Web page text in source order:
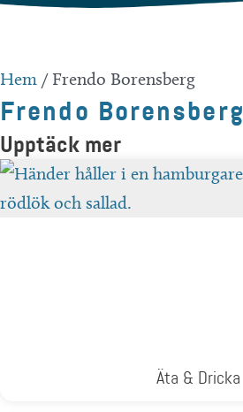
Hoppa
innehåll
Hem / Frendo Borensberg
Frendo Borensberg
Upptäck mer
Äta & Dricka